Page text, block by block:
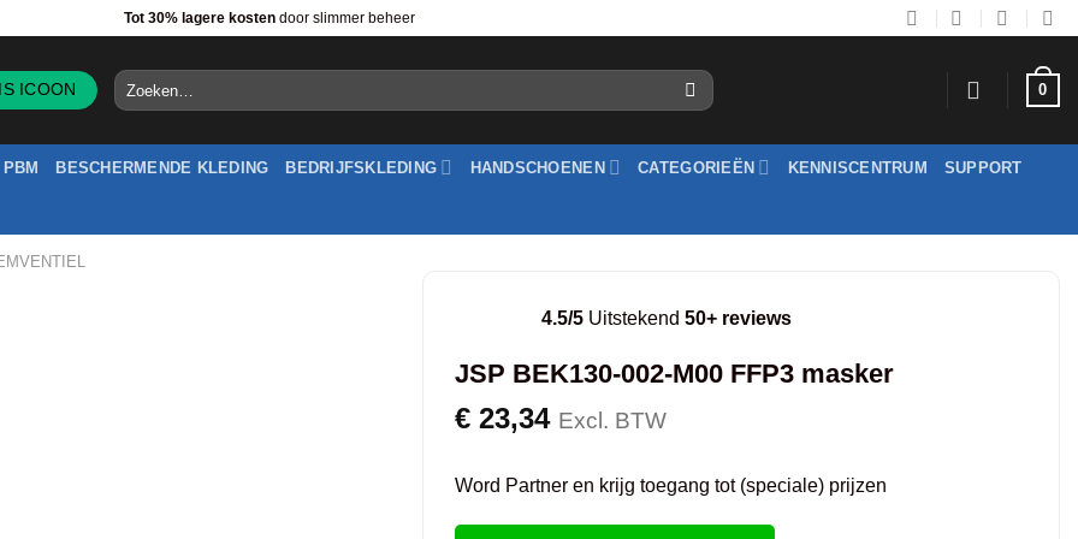
Tot 30% lagere kosten door slimmer beheer
Zoeken
naar:
0
PBM BESCHERMENDE KLEDING BEDRIJFSKLEDING HANDSCHOENEN CATEGORIEËN KENNISCENTRUM SUPPORT
4.5/5 Uitstekend 50+ reviews
JSP BEK130-002-M00 FFP3 masker
€23,34 Excl. BTW
Word Partner en krijg toegang tot (speciale) prijzen